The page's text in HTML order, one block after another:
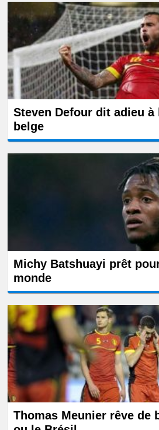
Steven Defour dit adieu à
belge
Michy Batshuayi prêt
monde
Thomas Meunier rêve de